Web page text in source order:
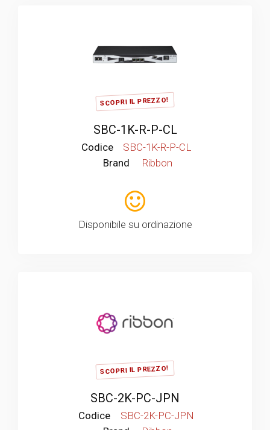
SCOPRI IL PREZZO!
SBC-1K-R-P-CL
Codice
SBC-1K-R-P-CL
Brand
Ribbon
Disponibile su ordinazione
SCOPRI IL PREZZO!
SBC-2K-PC-JPN
Codice
SBC-2K-PC-JPN